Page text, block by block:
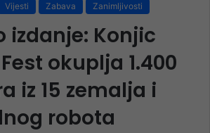
Vijesti Zabava Zanimljivosti
izdanje: Konjic
okuplja 1.400
iz 15 zemalja i
robota